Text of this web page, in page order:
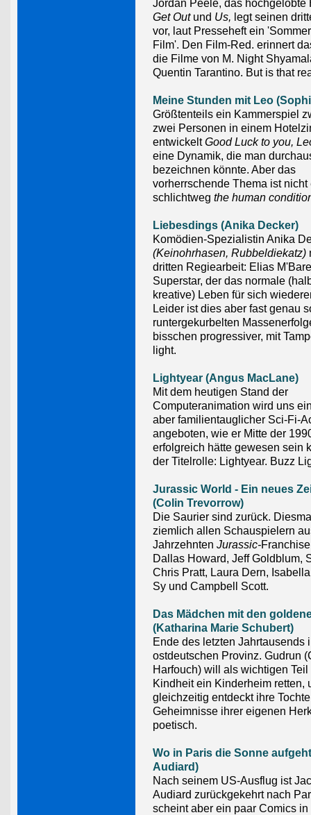
Jordan Peele, das hochgelobte
Get Outund Us, legt seinen
vor, laut Presseheft ein
Film'. Den Film-Red. erinnert
die Filme von M. Night
Quentin Tarantino. But is that
Meine Stunden mit Leo
Größtenteils ein Kammerspiel
zwei Personen in einem
entwickeltGood Luck to you,
eine Dynamik, die man
bezeichnen könnte. Aber das
vorherrschende Thema ist
schlichtweg the human
Liebesdings (Anika Decker)
Komödien-Spezialistin Anika
(Keinohrhasen, Rubbeldiekatz)
dritten Regiearbeit: Elias
Superstar, der das normale
kreative) Leben für sich
Leider ist dies aber fast genau
runtergekurbelten
bisschen progressiver, mit
light.
Lightyear (Angus MacLane)
Mit dem heutigen Stand der
Computeranimation wird uns
aber familientauglicher Sci-Fi-
angeboten, wie er Mitte der
erfolgreich hätte gewesen sein
der Titelrolle: Lightyear. Buzz
Jurassic World - Ein neues
(Colin Trevorrow)
Die Saurier sind zurück.
ziemlich allen Schauspielern
Jahrzehnten Jurassic-
Dallas Howard, Jeff Goldblum,
Chris Pratt, Laura Dern,
Sy und Campbell Scott.
Das Mädchen mit den
(Katharina Marie Schubert)
Ende des letzten Jahrtausends
ostdeutschen Provinz. Gudrun
Harfouch) will als wichtigen Teil
Kindheit ein Kinderheim retten,
gleichzeitig entdeckt ihre
Geheimnisse ihrer eigenen
poetisch.
Wo in Paris die Sonne
Audiard)
Nach seinem US-Ausflug ist
Audiard zurückgekehrt nach
scheint aber ein paar Comics in